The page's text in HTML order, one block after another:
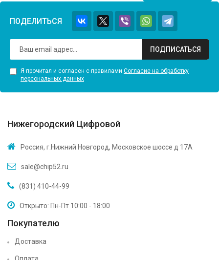
ПОДЕЛИТЬСЯ
ПОДПИСАТЬСЯ
Я прочитал и согласен с правилами Согласие на обработку
персональных данных
Нижегородский Цифровой
Россия, г.Нижний Новгород, Московское шоссе д 17А
sale@chip52.ru
(831) 410-44-99
Открыто: Пн-Пт 10:00 - 18:00
Покупателю
Доставка